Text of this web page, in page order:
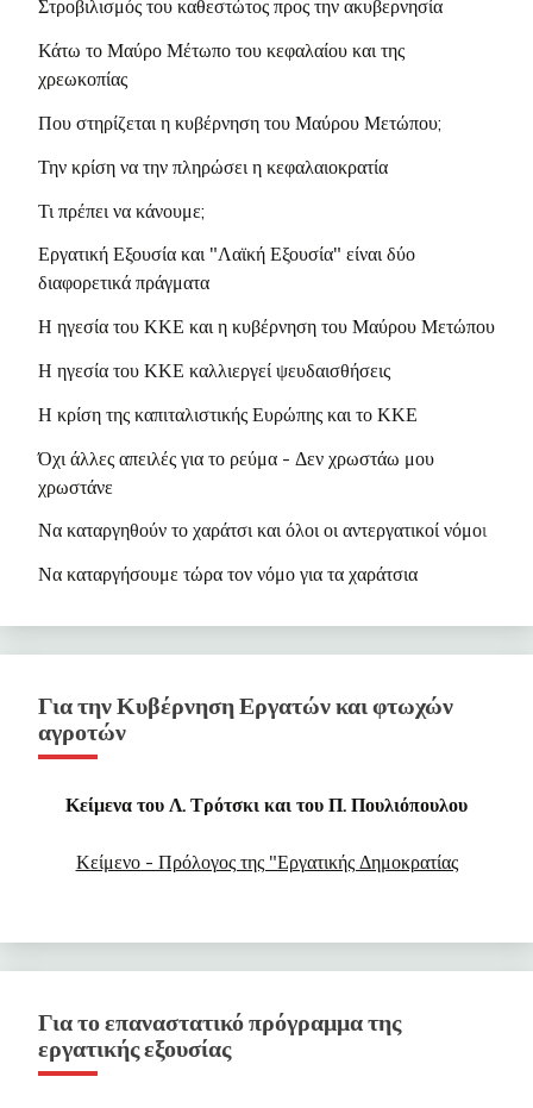
μίσος ανάμεσα στους εργάτες και
τους λαούς
Ειδική Έκδοση Νο 3 -
Σεπτέμβρης 2005- Θέσεις &
Πάλης
καταστροφής
•Προτάσεις της Δανάη Χ. (εκπροσ.
Ιδρ. Μελ. ΝΚΑ) στο Δ.Σ. 2/4/2012
•Η αυτοαποκάλυψη ενός νεόκοπου
εργατοπατέρα
Συνέντευξη της Δανάη Χουτζούμη
•Διακήρυξη του ΝΚΑ για το Ενιαίο
Εργατικό Μέτωπο
•Οι Εκλογές στο σωματείο "Η
Τρίαινα"
Όλες οι Ανακοινώσεις του ΝΚΑ
To Blogspot του ΝΚΑ
Στροβιλισμός του καθεστώτος προς την ακυβερνησία
Κάτω το Μαύρο Μέτωπο του κεφαλαίου και της
χρεωκοπίας
Που στηρίζεται η κυβέρνηση του Μαύρου Μετώπου;
Την κρίση να την πληρώσει η κεφαλαιοκρατία
Τι πρέπει να κάνουμε;
Εργατική Εξουσία και "Λαϊκή Εξουσία" είναι δύο
διαφορετικά πράγματα
Η ηγεσία του ΚΚΕ και η κυβέρνηση του Μαύρου Μετώπου
Η ηγεσία του ΚΚΕ καλλιεργεί ψευδαισθήσεις
Η κρίση της καπιταλιστικής Ευρώπης και το ΚΚΕ
Όχι άλλες απειλές για το ρεύμα - Δεν χρωστάω μου
χρωστάνε
Να καταργηθούν το χαράτσι και όλοι οι αντεργατικοί νόμοι
Να καταργήσουμε τώρα τον νόμο για τα χαράτσια
Για την Κυβέρνηση Εργατών και φτωχών
αγροτών
Κείμενα του Λ. Τρότσκι και του Π. Πουλιόπουλου
Κείμενο - Πρόλογος της "Εργατικής Δημοκρατίας
Για το επαναστατικό πρόγραμμα της
εργατικής εξουσίας